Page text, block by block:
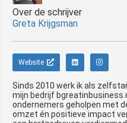
Over de schrijver
Greta Krijgsman
Website
Sinds 2010 werk ik als
mijn bedrijf
ondernemers geholpen met
omzet én positieve impact